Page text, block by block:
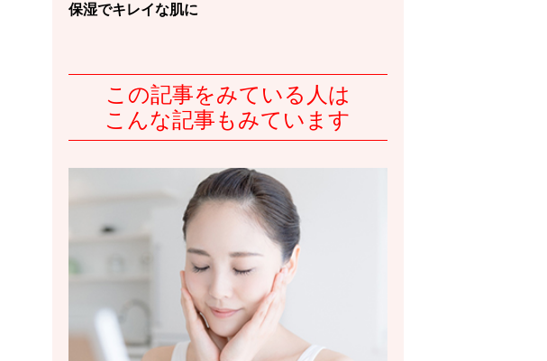
保湿でキレイな肌に
この記事をみている人は
こんな記事もみています